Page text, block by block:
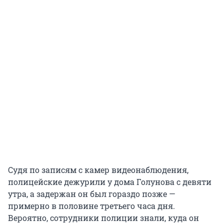
Судя по записям с камер видеонаблюдения,
полицейские дежурили у дома Голунова с девяти
утра, а задержан он был гораздо позже —
примерно в половине третьего часа дня.
Вероятно, сотрудники полиции знали, куда он